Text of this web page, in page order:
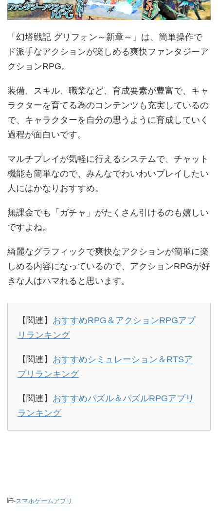
「幻塔戦記 グリフォン～新章～」は、簡単操作で
ド派手なアクションが楽しめる爽快ファンタジーア
クションRPG。
装備、スキル、職業など、育成要素が豊富で、キャ
ラクターを育てる為のコンテンツも充実しているの
で、キャラクターを自分の思うように育成していく
過程が面白いです。
マルチプレイが気軽に行えるシステムで、チャット
機能も簡単なので、みんなでわいわいプレイしたい
人にはかなりおすすめ。
無課金でも「ガチャ」がたくさん引けるのも嬉しい
ですよね。
綺麗なグラフィックで爽快なアクションが簡単に楽
しめる内容になっているので、アクションRPGが好
きな人はハマれると思います。
【関連】 おすすめRPG＆アクションRPGアプ
リランキング
【関連】 おすすめシミュレーション＆RTSア
プリランキング
【関連】 おすすめパズル＆パズルRPGアプリ
ランキング
-スマホゲームアプリ